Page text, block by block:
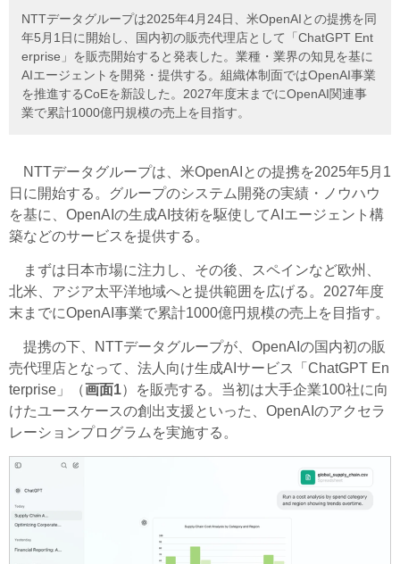
NTTデータグループは2025年4月24日、米OpenAIとの提携を同
年5月1日に開始し、国内初の販売代理店として「ChatGPT Ent
erprise」を販売開始すると発表した。業種・業界の知見を基に
AIエージェントを開発・提供する。組織体制面ではOpenAI事業
を推進するCoEを新設した。2027年度末までにOpenAI関連事
業で累計1000億円規模の売上を目指す。
NTTデータグループは、米OpenAIとの提携を2025年5月1
日に開始する。グループのシステム開発の実績・ノウハウ
を基に、OpenAIの生成AI技術を駆使してAIエージェント構
築などのサービスを提供する。
まずは日本市場に注力し、その後、スペインなど欧州、
北米、アジア太平洋地域へと提供範囲を広げる。2027年度
末までにOpenAI事業で累計1000億円規模の売上を目指す。
提携の下、NTTデータグループが、OpenAIの国内初の販
売代理店となって、法人向け生成AIサービス「ChatGPT En
terprise」（画面1）を販売する。当初は大手企業100社に向
けたユースケースの創出支援といった、OpenAIのアクセラ
レーションプログラムを実施する。